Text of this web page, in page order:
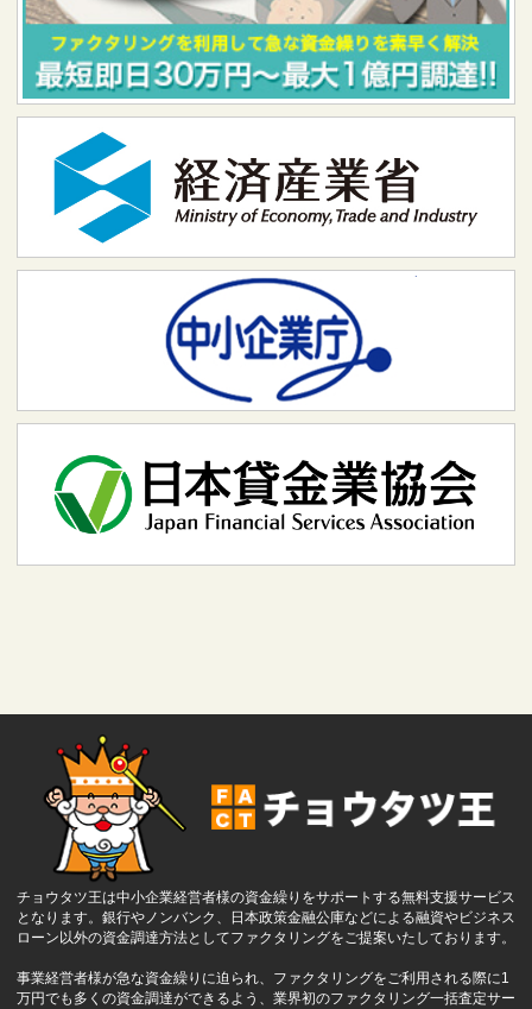
チョウタツ王は中小企業経営者様の資金繰りをサポートする無料支援サービス
となります。銀行やノンバンク、日本政策金融公庫などによる融資やビジネス
ローン以外の資金調達方法としてファクタリングをご提案いたしております。
事業経営者様が急な資金繰りに迫られ、ファクタリングをご利用される際に1
万円でも多くの資金調達ができるよう、業界初のファクタリング一括査定サー